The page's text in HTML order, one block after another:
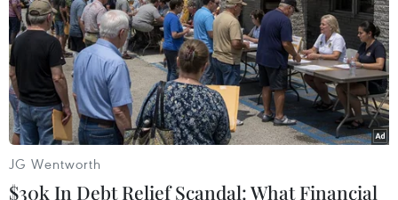
TIN LIÊN QUAN
JG Wentworth
$30k In Debt Relief Scandal: What Financial